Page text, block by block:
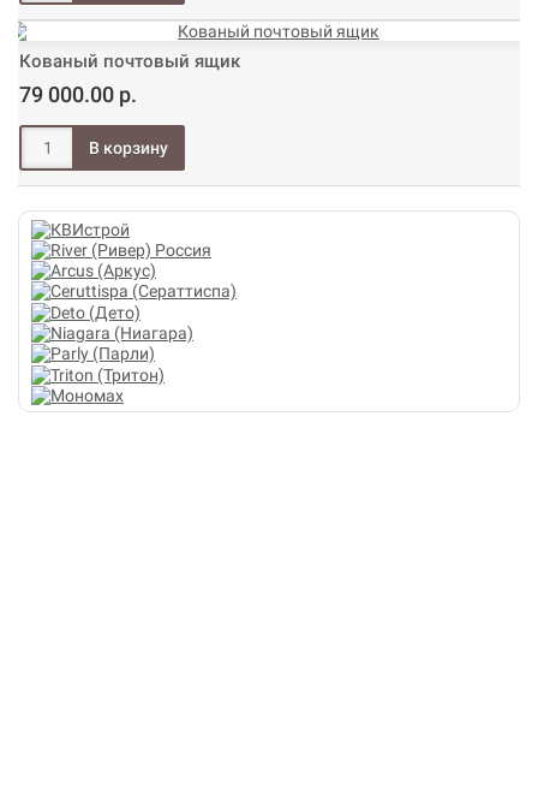
Кованый почтовый ящик
79 000.00 р.